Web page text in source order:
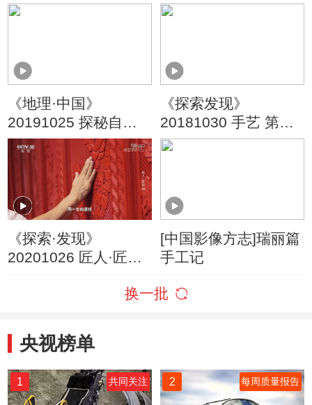
奇观
《地理·中国》
20191025 探秘自然
保护区·岛链奇观
《探索发现》
20181030 手艺 第八
季 八面威风
《探索·发现》
20201026 匠人·匠心
[中国影像方志]瑞丽篇
手工记
换一批
央视榜单
1 共同关注 2 每周质量报告